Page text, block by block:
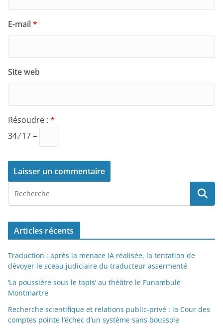
E-mail*
Site web
Résoudre : *
34 ⁄ 17 =
Articles récents
Traduction : après la menace IA réalisée, la tentation de
dévoyer le sceau judiciaire du traducteur assermenté
‘La poussière sous le tapis’ au théâtre le Funambule
Montmartre
Recherche scientifique et relations public-privé : la Cour des
comptes pointe l’échec d’un système sans boussole